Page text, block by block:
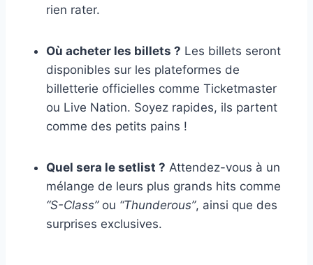
rien rater.
Où acheter les billets ? Les billets seront
disponibles sur les plateformes de
billetterie officielles comme Ticketmaster
ou Live Nation. Soyez rapides, ils partent
comme des petits pains !
Quel sera le setlist ? Attendez-vous à un
mélange de leurs plus grands hits comme
“S-Class”ou “Thunderous”, ainsi que des
surprises exclusives.